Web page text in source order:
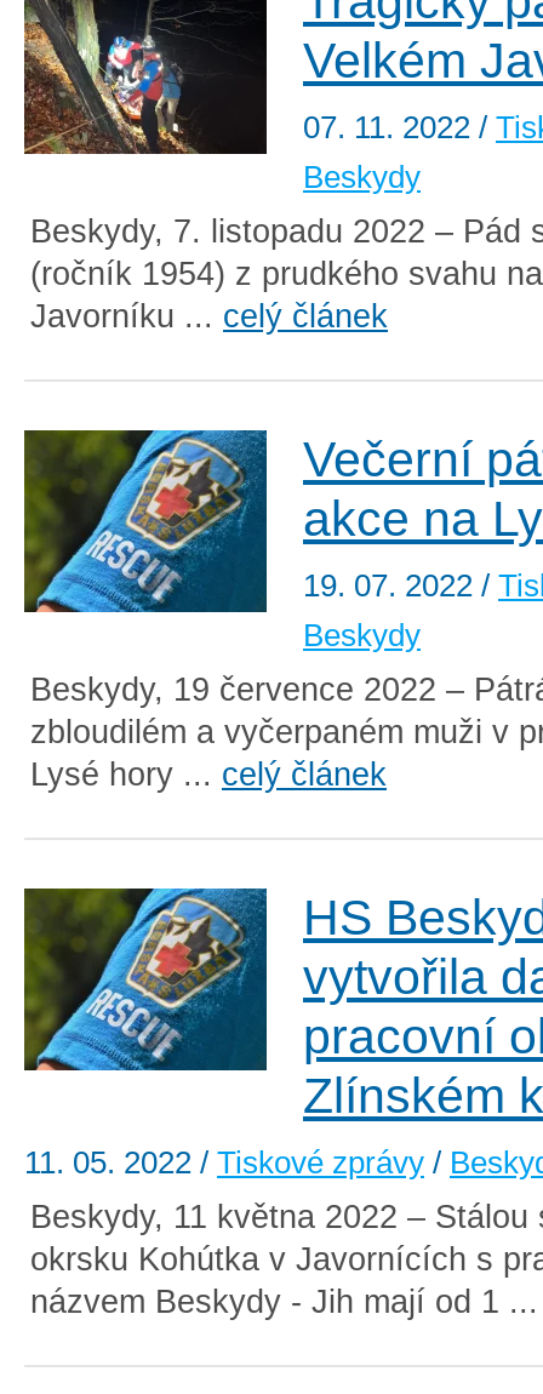
Velkém
07. 11. 2022 /
Beskydy
Beskydy, 7. listopadu 2022 – Pád
(ročník 1954) z prudkého svahu
Javorníku ... celý článek
Večerní
akce na
19. 07. 2022 /
Beskydy
Beskydy, 19 července 2022 –
zbloudilém a vyčerpaném muži v
Lysé hory ... celý článek
HS
vytvořila
pracovní
Zlínském
11. 05. 2022 / Tiskové zprávy /
Beskydy, 11 května 2022 – Stálou
okrsku Kohútka v Javornících s
názvem Beskydy - Jih mají od 1